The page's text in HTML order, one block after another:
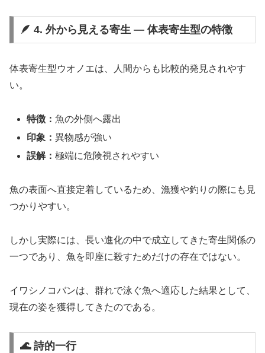
🪶 4. 外から見える寄生 ― 体表寄生型の特徴
体表寄生型ウオノエは、人間からも比較的発見されやす
い。
特徴：魚の外側へ露出
印象：異物感が強い
誤解：極端に危険視されやすい
魚の表面へ直接定着しているため、漁獲や釣りの際にも見
つかりやすい。
しかし実際には、長い進化の中で成立してきた寄生関係の
一つであり、魚を即座に殺すためだけの存在ではない。
イワシノコバンは、群れで泳ぐ魚へ適応した結果として、
現在の姿を獲得してきたのである。
🌊 詩的一行